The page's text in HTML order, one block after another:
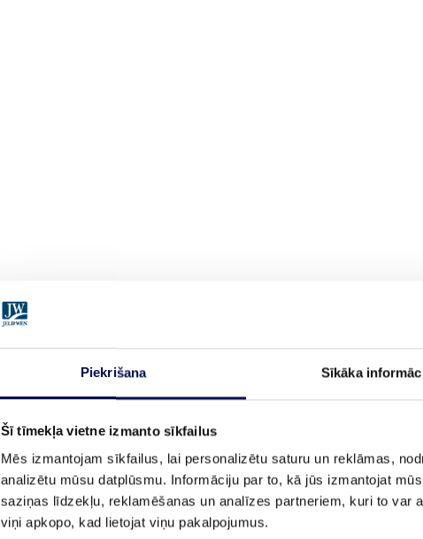
Piekrišana Sīkāka
Šī tīmekļa vietne izmanto sīkfailus
Mēs izmantojam sīkfailus, lai personalizētu saturu un reklāmas,
analizētu mūsu datplūsmu. Informāciju par to, kā jūs izmantojat
saziņas līdzekļu, reklamēšanas un analīzes partneriem, kuri to var
viņi apkopo, kad lietojat viņu pakalpojumus.